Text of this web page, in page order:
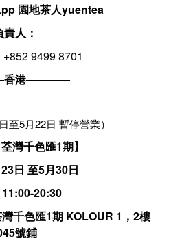
園地茶人yuentea
責人：
9499 8701
港————
至5月22日 暫停營業）
灣千色匯1期】
日 至5月30日
20:30
千色匯1期 KOLOUR 1，2樓
號鋪